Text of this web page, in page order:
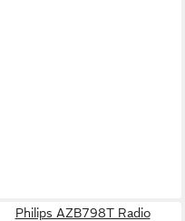
Philips AZB798T Radio